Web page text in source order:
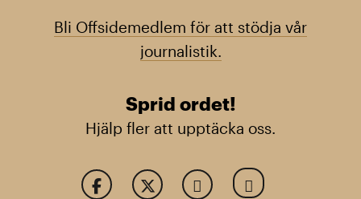
Bli Offsidemedlem för att stödja vår
journalistik.
Sprid ordet!
Hjälp fler att upptäcka oss.